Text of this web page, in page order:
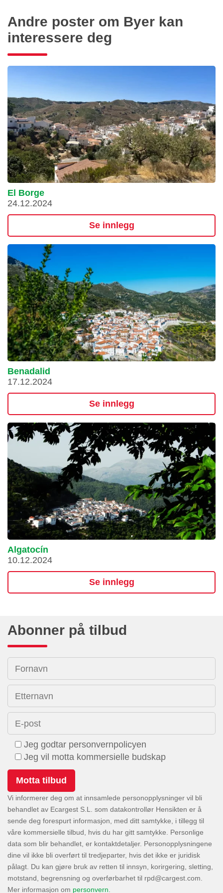
Andre poster om Byer kan
interessere deg
El Borge
24.12.2024
Se innlegg
Benadalid
17.12.2024
Se innlegg
Algatocín
10.12.2024
Se innlegg
Abonner på tilbud
Fornavn
Etternavn
E-post
Jeg godtar personvernpolicyen
Jeg vil motta kommersielle budskap
Vi informerer deg om at innsamlede personopplysninger vil bli
behandlet av Ecargest S.L. som datakontrollør Hensikten er å
sende deg forespurt informasjon, med ditt samtykke, i tillegg til
våre kommersielle tilbud, hvis du har gitt samtykke. Personlige
data som blir behandlet, er kontaktdetaljer. Personopplysningene
dine vil ikke bli overført til tredjeparter, hvis det ikke er juridisk
pålagt. Du kan gjøre bruk av retten til innsyn, korirgering, sletting,
motstand, begrensning og overførbarhet til
Mer informasjon om personvern